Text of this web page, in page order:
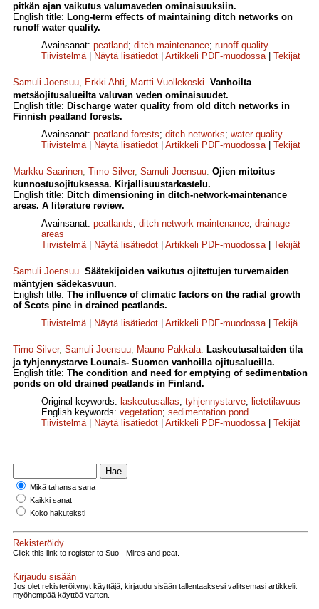
pitkän ajan vaikutus valumaveden ominaisuuksiin.
English title: Long-term effects of maintaining ditch networks on
runoff water quality.
Avainsanat: peatland; ditch maintenance; runoff quality
Tiivistelmä| Näytä lisätiedot Artikkeli PDF-muodossa| Tekijät
Samuli Joensuu, Erkki Ahti, Martti Vuollekoski. Vanhoilta
metsäojitusalueilta valuvan veden ominaisuudet.
English title: Discharge water quality from old ditch networks in
Finnish peatland forests.
Avainsanat: peatland forests; ditch networks; water quality
Tiivistelmä| Näytä lisätiedot Artikkeli PDF-muodossa| Tekijät
Markku Saarinen, Timo Silver, Samuli Joensuu. Ojien mitoitus
kunnostusojituksessa. Kirjallisuustarkastelu.
English title: Ditch dimensioning in ditch-network-maintenance
areas. A literature review.
Avainsanat: peatlands; ditch network maintenance; drainage
areas
Tiivistelmä| Näytä lisätiedot Artikkeli PDF-muodossa| Tekijät
Samuli Joensuu. Säätekijoiden vaikutus ojitettujen turvemaiden
mäntyjen sädekasvuun.
English title: The influence of climatic factors on the radial growth
of Scots pine in drained peatlands.
Tiivistelmä| Näytä lisätiedot Artikkeli PDF-muodossa| Tekijä
Timo Silver, Samuli Joensuu, Mauno Pakkala. Laskeutusaltaiden tila
ja tyhjennystarve Lounais- Suomen vanhoilla ojitusalueilla.
English title: The condition and need for emptying of sedimentation
ponds on old drained peatlands in Finland.
Original keywords: laskeutusallas; tyhjennystarve; lietetilavuus
English keywords: vegetation; sedimentation pond
Tiivistelmä| Näytä lisätiedot Artikkeli PDF-muodossa| Tekijät
Mikä tahansa sana
Kaikki sanat
Koko hakuteksti
Rekisteröidy
Click this link to register to Suo - Mires and peat.
Kirjaudu sisään
Jos olet rekisteröitynyt käyttäjä, kirjaudu sisään tallentaaksesi valitsemasi artikkelit
myöhempää käyttöä varten.